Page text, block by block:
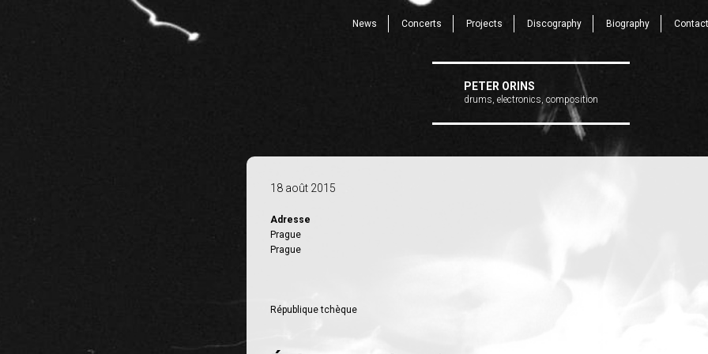
News Concerts Projects Discography Biography Contact
PETER ORINS
drums, electronics, composition
18 août 2015
Adresse
Prague
Prague
République tchèque